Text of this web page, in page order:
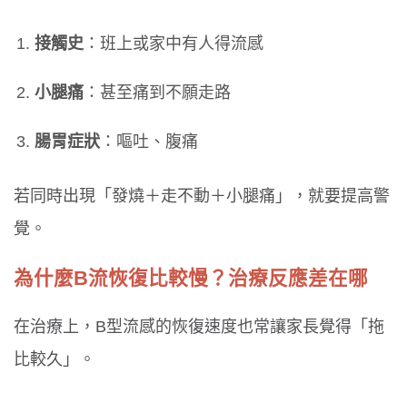
接觸史：班上或家中有人得流感
小腿痛 ：甚至痛到不願走路
腸胃症狀 ：嘔吐、腹痛
若同時出現「發燒＋走不動＋小腿痛」，就要提高警
覺。
為什麼B流恢復比較慢？治療反應差在哪
在治療上，B型流感的恢復速度也常讓家長覺得「拖
比較久」。